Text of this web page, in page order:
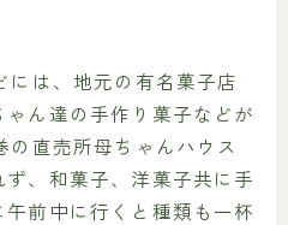
は、地元の有名菓子店
ん達の手作り菓子などが
直売所母ちゃんハウス
、和菓子、洋菓子共に手
前中に行くと種類も一杯